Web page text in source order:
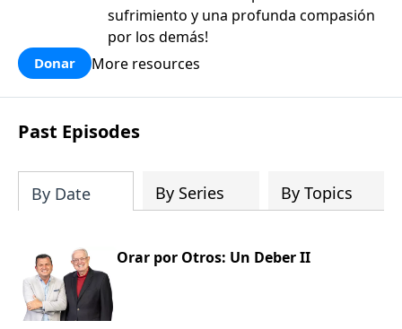
sufrimiento y una profunda compasión
por los demás!
Donar More resources
Past Episodes
By Date By Series By Topics
Orar por Otros: Un Deber II